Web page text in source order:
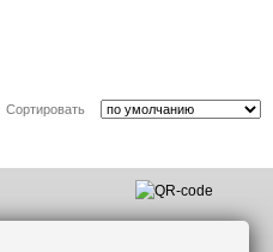
Сортировать